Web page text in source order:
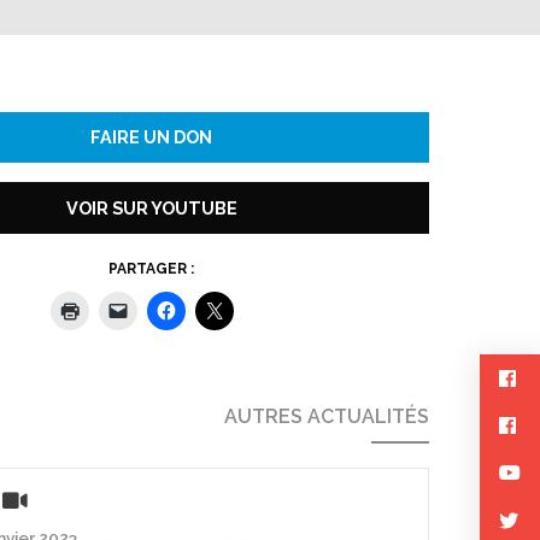
FAIRE UN DON
VOIR SUR YOUTUBE
PARTAGER :
AUTRES ACTUALITÉS